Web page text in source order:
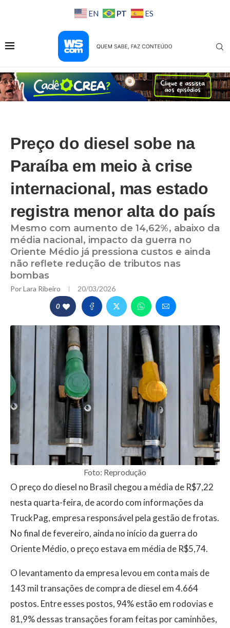
EN PT ES
Preço do diesel sobe na
Paraíba em meio à crise
internacional, mas estado
registra menor alta do país
Mesmo com aumento de 14,62%, abaixo da
média nacional, impacto da guerra no
Oriente Médio já pressiona custos e ainda
não reflete redução de tributos nas
bombas
PorLara Ribeiro 20/03/2026
0
Foto: Reprodução
O preço do diesel no Brasil chegou a média de R$7,22
nesta quarta-feira, de acordo com informações da
TruckPag, empresa responsável pela gestão de frotas.
No final de fevereiro, ainda no início da guerra do
Oriente Médio, o preço estava em média de R$5,74.
O levantamento da empresa levou em conta mais de
143 mil transações de compra de diesel em 4.664
postos. Entre esses postos, 94% estão em rodovias e
81,9% dessas transações foram feitas por caminhões,